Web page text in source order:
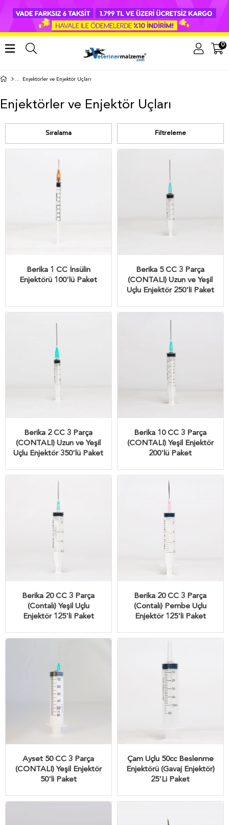
0
Enjektörler ve Enjektör Uçları
Enjektörler ve Enjektör Uçları
Filtreleme
Sıralama
Berika 1 CC İnsülin
Enjektörü 100'lü Paket
Berika 5 CC 3 Parça
(CONTALI) Uzun ve Yeşil
Uçlu Enjektör 250'li Paket
Berika 2 CC 3 Parça
(CONTALI) Uzun ve Yeşil
Uçlu Enjektör 350'lü Paket
Berika 10 CC 3 Parça
(CONTALI) Yeşil Enjektör
200'lü Paket
Berika 20 CC 3 Parça
(Contalı) Yeşil Uçlu
Enjektör 125'li Paket
Berika 20 CC 3 Parça
(Contalı) Pembe Uçlu
Enjektör 125'li Paket
Ayset 50 CC 3 Parça
(CONTALI) Yeşil Enjektör
50'li Paket
Çam Uçlu 50cc Beslenme
Enjektörü (Gavaj Enjektör)
25'Li Paket